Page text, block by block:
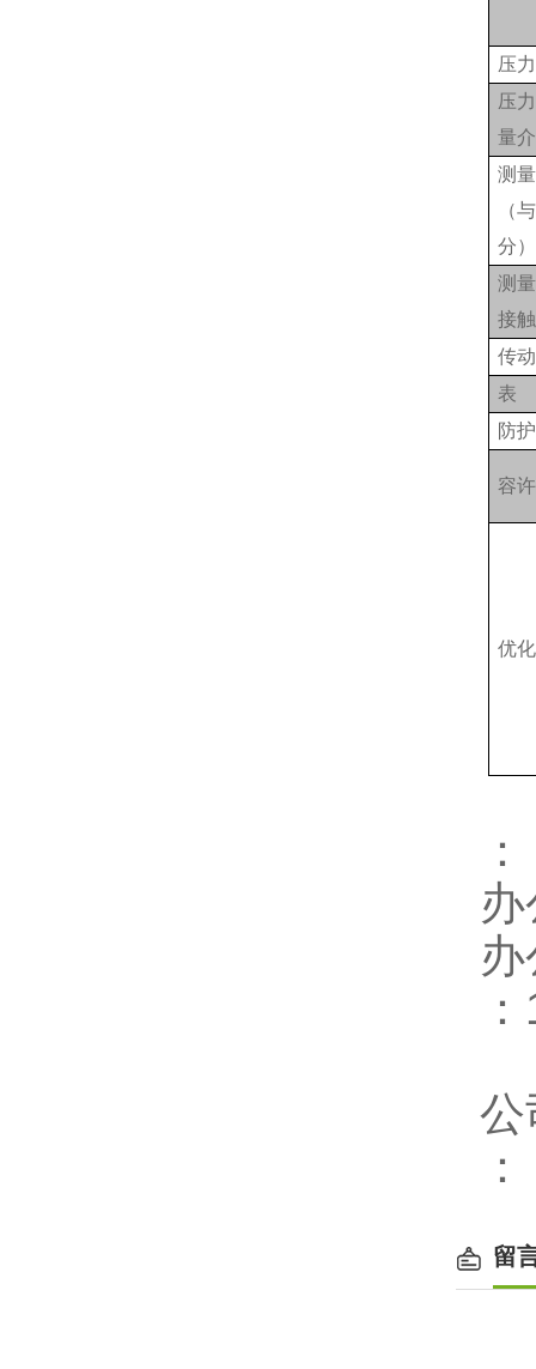
压
压
量
测
（
分）
测
接
传
表
防
容
优
：
公
留